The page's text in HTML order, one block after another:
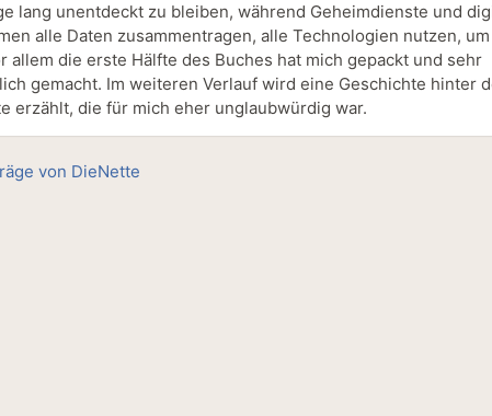
lang unentdeckt zu bleiben, während Geheimdienste und
alle Daten zusammentragen, alle Technologien nutzen,
allem die erste Hälfte des Buches hat mich gepackt und sehr
gemacht. Im weiteren Verlauf wird eine Geschichte hinter
erzählt, die für mich eher unglaubwürdig war.
von DieNette